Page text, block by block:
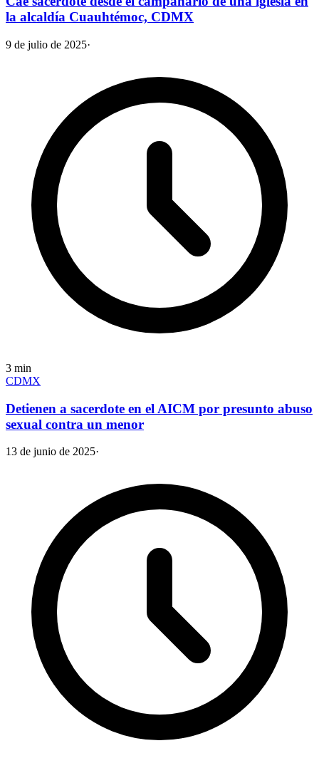
la alcaldía Cuauhtémoc, CDMX
9 de julio de 2025·
3 min
CDMX
Detienen a sacerdote en el AICM por presunto abuso
sexual contra un menor
13 de junio de 2025·